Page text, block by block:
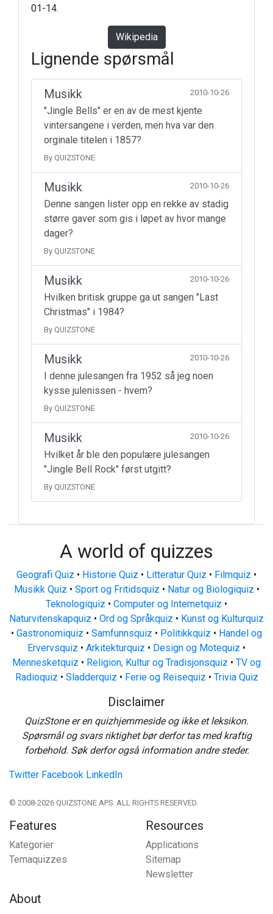
01-14.
Wikipedia
Lignende spørsmål
Musikk 2010-10-26
"Jingle Bells" er en av de mest kjente
vintersangene i verden, men hva var den
orginale titelen i 1857?
By QUIZSTONE
Musikk 2010-10-26
Denne sangen lister opp en rekke av stadig
større gaver som gis i løpet av hvor mange
dager?
By QUIZSTONE
Musikk 2010-10-26
Hvilken britisk gruppe ga ut sangen "Last
Christmas" i 1984?
By QUIZSTONE
Musikk 2010-10-26
I denne julesangen fra 1952 så jeg noen
kysse julenissen - hvem?
By QUIZSTONE
Musikk 2010-10-26
Hvilket år ble den populære julesangen
"Jingle Bell Rock" først utgitt?
By QUIZSTONE
A world of quizzes
Geografi Quiz • Historie Quiz • Litteratur Quiz • Filmquiz •
Musikk Quiz • Sport og Fritidsquiz • Natur og Biologiquiz •
Teknologiquiz • Computer og Internetquiz •
Naturvitenskapquiz • Ord og Språkquiz • Kunst og Kulturquiz
• Gastronomiquiz • Samfunnsquiz • Politikkquiz • Handel og
Ervervsquiz • Arkitekturquiz • Design og Motequiz •
Mennesketquiz • Religion, Kultur og Tradisjonsquiz • TV og
Radioquiz • Sladderquiz • Ferie og Reisequiz • Trivia Quiz
Disclaimer
QuizStone er en quizhjemmeside og ikke et leksikon.
Spørsmål og svars riktighet bør derfor tas med kraftig
forbehold. Søk derfor også information andre steder.
Twitter Facebook LinkedIn
© 2008-2026 QUIZSTONE APS. ALL RIGHTS RESERVED.
Features
Kategorier
Temaquizzes
Resources
Applications
Sitemap
Newsletter
About